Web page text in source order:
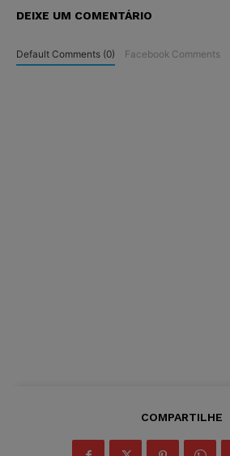
DEIXE UM COMENTÁRIO
Default Comments (0) Facebook Comments
COMPARTILHE